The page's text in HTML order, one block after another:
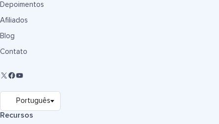
Depoimentos
Afiliados
Blog
Contato
Recursos